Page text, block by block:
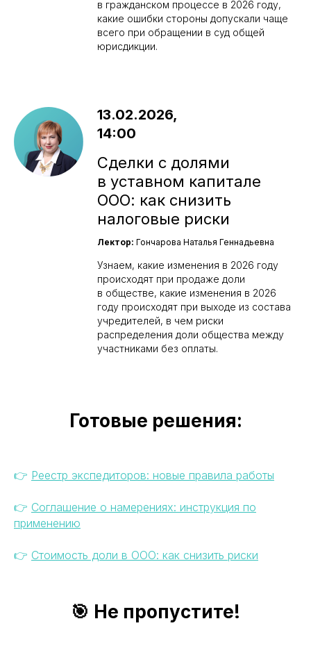
в гражданском процессе в 2026 году,
какие ошибки стороны допускали чаще
всего при обращении в суд общей
юрисдикции.
13.02.2026,
14:00
Сделки с долями
в уставном капитале
ООО: как снизить
налоговые риски
Лектор: Гончарова Наталья Геннадьевна
Узнаем, какие изменения в 2026 году
происходят при продаже доли
в обществе, какие изменения в 2026
году происходят при выходе из состава
учредителей, в чем риски
распределения доли общества между
участниками без оплаты.
Готовые решения:
👉 Реестр экспедиторов: новые правила работы
👉 Соглашение о намерениях: инструкция по
применению
👉 Стоимость доли в ООО: как снизить риски
🎯 Не пропустите!
Ваш надежный партнер
info@vgsrv.ru
© «ВГ Сервис» 2026
129 085, город Москва, пр-кт Мира, д. 101 стр. 1, эт 1 пом
1 ком 17